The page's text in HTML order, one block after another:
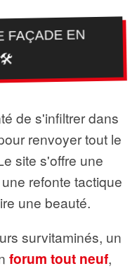
FAÇADE EN
🛠️
de s'infiltrer dans
renvoyer tout le
site s'offre une
refonte tactique
une beauté.
survitaminés, un
forum tout neuf,